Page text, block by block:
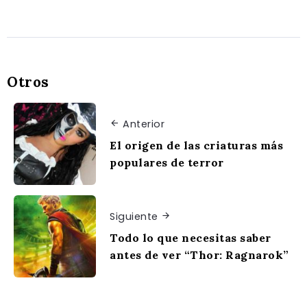
Otros
Anterior
El origen de las criaturas más
populares de terror
Siguiente
Todo lo que necesitas saber
antes de ver “Thor: Ragnarok”